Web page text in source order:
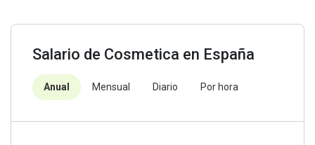
Salario de Cosmetica en España
Anual Mensual Diario Por hora